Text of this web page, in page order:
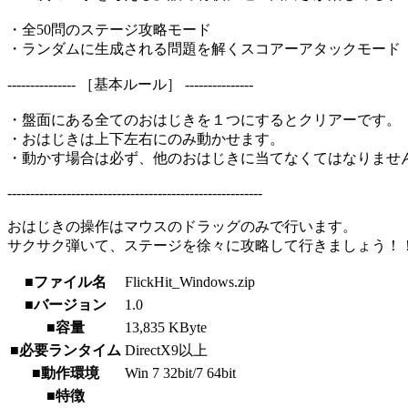
・全50問のステージ攻略モード
・ランダムに生成される問題を解くスコアーアタックモード
--------------- ［基本ルール］ ---------------
・盤面にある全てのおはじきを１つにするとクリアーです。
・おはじきは上下左右にのみ動かせます。
・動かす場合は必ず、他のおはじきに当てなくてはなりませ
--------------------------------------------------------
おはじきの操作はマウスのドラッグのみで行います。
サクサク弾いて、ステージを徐々に攻略して行きましょう！
■ファイル名
FlickHit_Windows.zip
■バージョン
1.0
■容量
13,835 KByte
■必要ランタイム DirectX9以上
■動作環境
Win 7 32bit/7 64bit
■特徴